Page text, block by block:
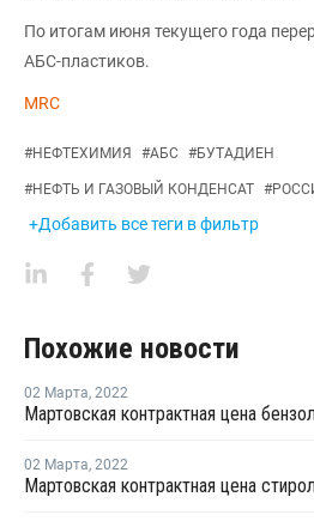
По итогам июня текущего года
АБС-пластиков.
MRC
#НЕФТЕХИМИЯ #АБС #БУТАДИЕН
#НЕФТЬ И ГАЗОВЫЙ КОНДЕНСАТ #
+Добавить все теги в фильтр
Похожие новости
02 Марта, 2022
02 Марта, 2022